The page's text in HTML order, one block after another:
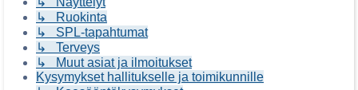
↳ Ruokinta
↳ SPL-tapahtumat
↳ Terveys
↳ Muut asiat ja ilmoitukset
Kysymykset hallitukselle ja toimikunnille